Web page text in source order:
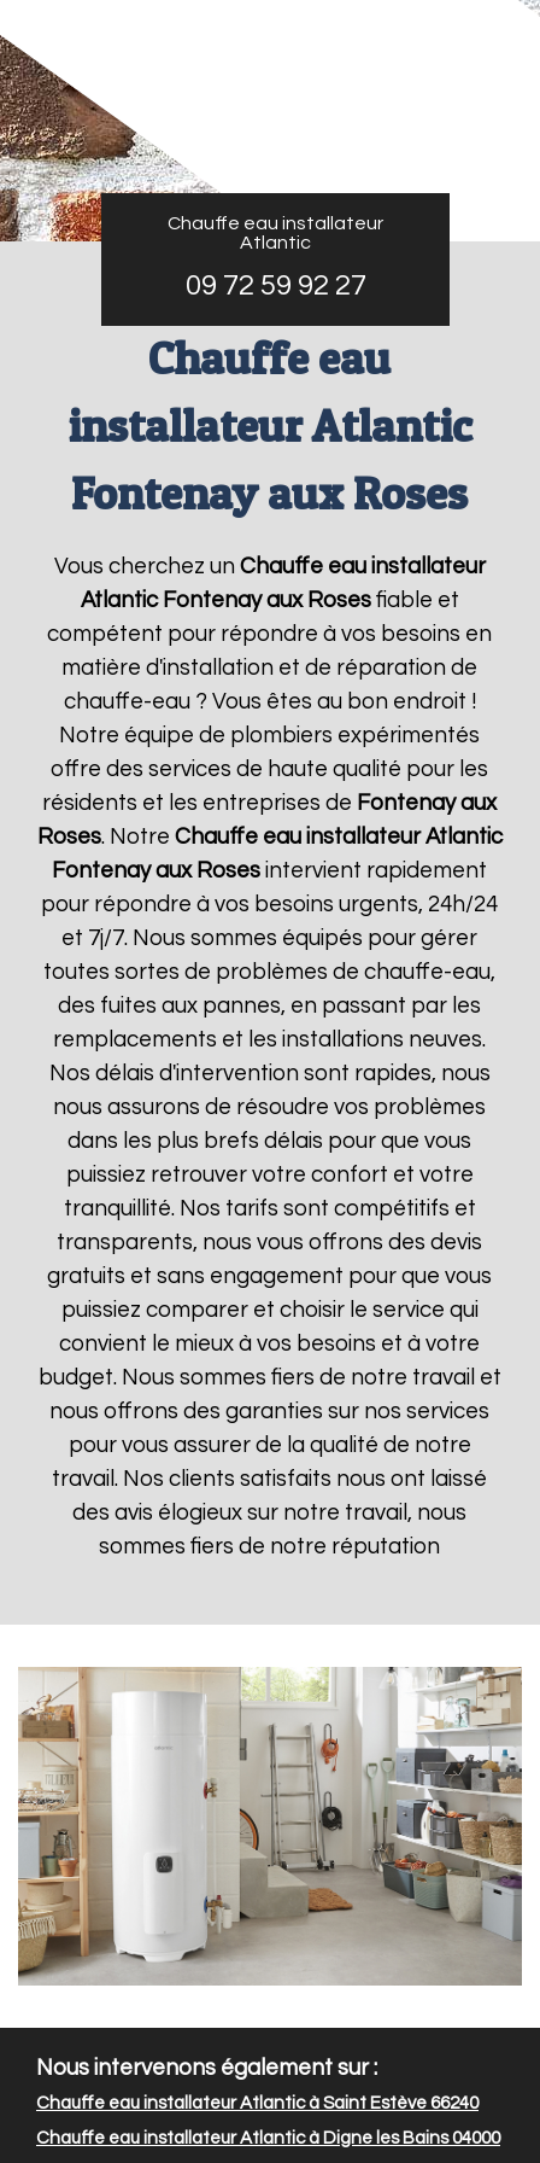
Chauffe eau installateur
Atlantic
09 72 59 92 27
Chauffe eau
installateur Atlantic
Fontenay aux Roses
Vous cherchez un Chauffe eau installateur
Atlantic Fontenay aux Rosesfiable et
compétent pour répondre à vos besoins en
matière d'installation et de réparation de
chauffe-eau ? Vous êtes au bon endroit !
Notre équipe de plombiers expérimentés
offre des services de haute qualité pour les
résidents et les entreprises de Fontenay aux
Roses. Notre Chauffe eau installateur Atlantic
Fontenay aux Roses intervient rapidement
pour répondre à vos besoins urgents, 24h/24
et 7j/7. Nous sommes équipés pour gérer
toutes sortes de problèmes de chauffe-eau,
des fuites aux pannes, en passant par les
remplacements et les installations neuves.
Nos délais d'intervention sont rapides, nous
nous assurons de résoudre vos problèmes
dans les plus brefs délais pour que vous
puissiez retrouver votre confort et votre
tranquillité. Nos tarifs sont compétitifs et
transparents, nous vous offrons des devis
gratuits et sans engagement pour que vous
puissiez comparer et choisir le service qui
convient le mieux à vos besoins et à votre
budget. Nous sommes fiers de notre travail et
nous offrons des garanties sur nos services
pour vous assurer de la qualité de notre
travail. Nos clients satisfaits nous ont laissé
des avis élogieux sur notre travail, nous
sommes fiers de notre réputation
Nous intervenons également sur :
Chauffe eau installateur Atlantic à Saint Estève 66240
Chauffe eau installateur Atlantic à Digne les Bains 04000